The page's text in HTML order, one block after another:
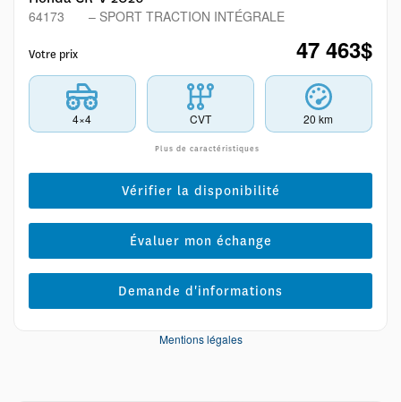
64173 – SPORT TRACTION INTÉGRALE
Votre prix 47 463$
4×4 CVT 20 km
Plus de caractéristiques
Vérifier la disponibilité
Évaluer mon échange
Demande d'informations
Mentions légales